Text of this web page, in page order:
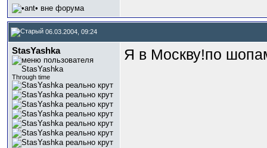
06.03.2004, 09:24
StasYashka
Through time
Я в Москву!по